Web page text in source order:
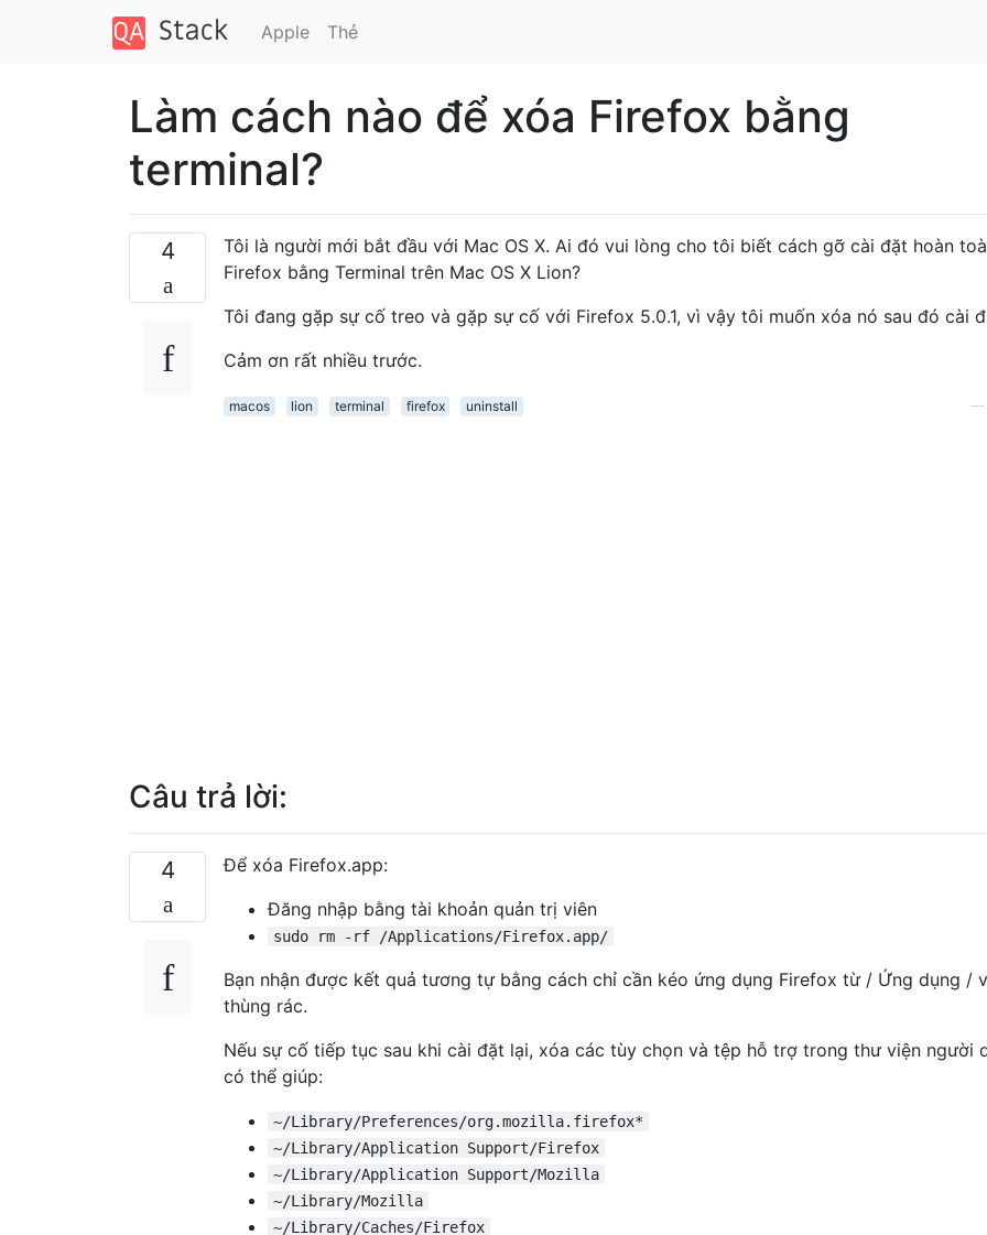
Apple Thẻ
Làm cách nào để xóa Firefox bằng
terminal?
4
Tôi là người mới bắt đầu với Mac OS X. Ai đó vui lòng cho tôi biết cách gỡ cài đặt hoàn
Firefox bằng Terminal trên Mac OS X Lion?
Tôi đang gặp sự cố treo và gặp sự cố với Firefox 5.0.1, vì vậy tôi muốn xóa nó sau đó cài
Cảm ơn rất nhiều trước.
macos lion terminal firefox uninstall
Câu trả lời:
4
Để xóa Firefox.app:
Đăng nhập bằng tài khoản quản trị viên
sudo rm -rf /Applications/Firefox.app/
Bạn nhận được kết quả tương tự bằng cách chỉ cần kéo ứng dụng Firefox từ / Ứng dụng /
thùng rác.
Nếu sự cố tiếp tục sau khi cài đặt lại, xóa các tùy chọn và tệp hỗ trợ trong thư viện người
có thể giúp:
~/Library/Preferences/org.mozilla.firefox*
~/Library/Application Support/Firefox
~/Library/Application Support/Mozilla
~/Library/Mozilla
~/Library/Caches/Firefox